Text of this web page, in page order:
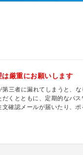
厳重にお願いします
三者に漏れてしまうと、
くとともに、定期的なパ
確認メールが届いたり、